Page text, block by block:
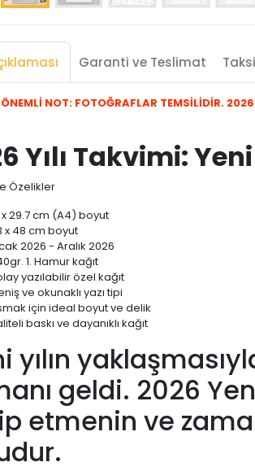
Garanti ve Teslimat
NOT: FOTOĞRAFLAR TEMSİLİDİR.
Yılı Takvimi:
Özelikler
x 29.7 cm (A4) boyut
x 48 cm boyut
2026 - Aralık 2026
1. Hamur kağıt
yazılabilir özel kağıt
ve okunaklı yazı tipi
için ideal boyut ve delik
baskı ve dayanıklı kağıt
yılın
geldi. 2026
etmenin ve